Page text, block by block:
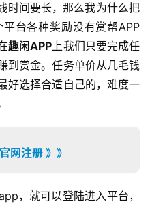
时间要长，那么我为什么把
台各种奖励没有赏帮APP
趣闲APP上我们只要完成任
到赏金。任务单价从几毛钱
好选择合适自己的，难度一
网注册 》》
，就可以登陆进入平台，